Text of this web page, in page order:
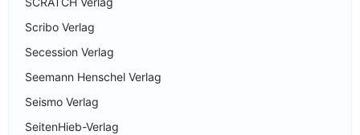
Scribo Verlag
Secession Verlag
Seemann Henschel Verlag
Seismo Verlag
SeitenHieb-Verlag